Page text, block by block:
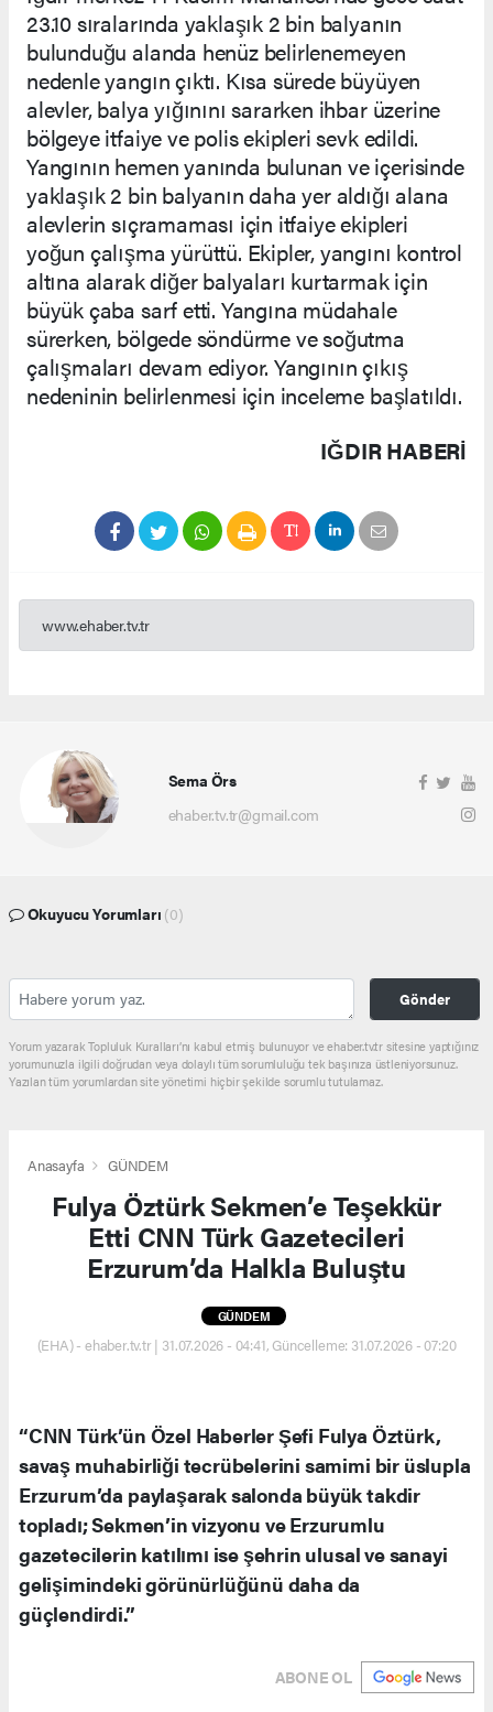
23.10 sıralarında yaklaşık 2 bin balyanın
bulunduğu alanda henüz belirlenemeyen
nedenle yangın çıktı. Kısa sürede büyüyen
alevler, balya yığınını sararken ihbar üzerine
bölgeye itfaiye ve polis ekipleri sevk edildi.
Yangının hemen yanında bulunan ve içerisinde
yaklaşık 2 bin balyanın daha yer aldığı alana
alevlerin sıçramaması için itfaiye ekipleri
yoğun çalışma yürüttü. Ekipler, yangını kontrol
altına alarak diğer balyaları kurtarmak için
büyük çaba sarf etti. Yangına müdahale
sürerken, bölgede söndürme ve soğutma
çalışmaları devam ediyor. Yangının çıkış
nedeninin belirlenmesi için inceleme başlatıldı.
IĞDIR HABERİ
www.ehaber.tv.tr
Sema Örs
ehaber.tv.tr@gmail.com
Okuyucu Yorumları (0)
Gönder
Yorum yazarak Topluluk Kuralları’nı kabul etmiş bulunuyor ve ehaber.tv.tr sitesine yaptığınız
yorumunuzla ilgili doğrudan veya dolaylı tüm sorumluluğu tek başınıza üstleniyorsunuz.
Yazılan tüm yorumlardan site yönetimi hiçbir şekilde sorumlu tutulamaz.
Anasayfa GÜNDEM
Fulya Öztürk Sekmen’e Teşekkür
Etti CNN Türk Gazetecileri
Erzurum’da Halkla Buluştu
GÜNDEM
(EHA) - ehaber.tv.tr | 31.07.2026 - 04:41, Güncelleme: 31.07.2026 - 07:20
“CNN Türk’ün Özel Haberler Şefi Fulya Öztürk,
savaş muhabirliği tecrübelerini samimi bir üslupla
Erzurum’da paylaşarak salonda büyük takdir
topladı; Sekmen’in vizyonu ve Erzurumlu
gazetecilerin katılımı ise şehrin ulusal ve sanayi
gelişimindeki görünürlüğünü daha da
güçlendirdi.”
ABONE OL